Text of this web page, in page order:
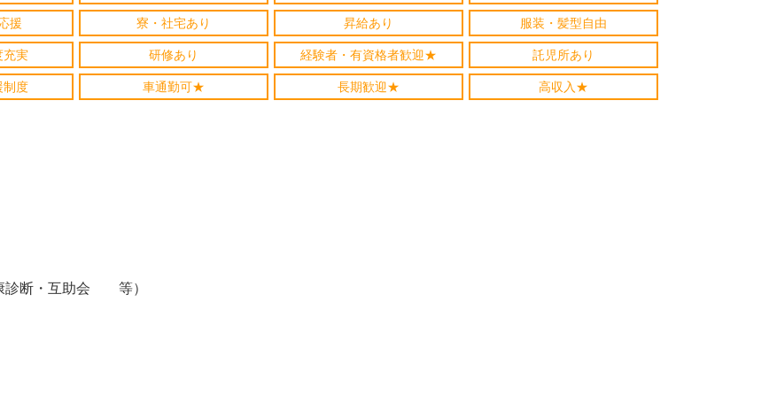
援 寮・社宅あり 昇給あり 服装・髪型自由
充実 研修あり 経験者・有資格者歓迎★ 託児所あり
制度 車通勤可★ 長期歓迎★ 高収入★
診断・互助会 等）